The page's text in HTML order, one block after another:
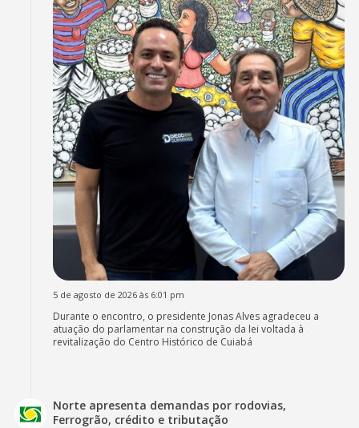
5 de agosto de 2026 às 6:01 pm
Durante o encontro, o presidente Jonas Alves agradeceu a
atuação do parlamentar na construção da lei voltada à
revitalização do Centro Histórico de Cuiabá
Norte apresenta demandas por rodovias,
Ferrogrão, crédito e tributação